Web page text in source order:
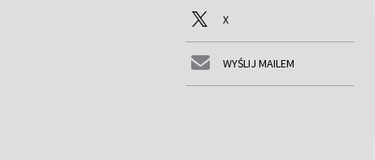
X
WYŚLIJ MAILEM